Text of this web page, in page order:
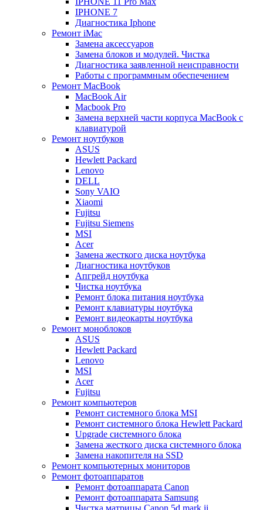
IPHONE 7
Диагностика Iphone
Ремонт iMac
Замена аксессуаров
Замена блоков и модулей. Чистка
Диагностика заявленной неисправности
Работы с программным обеспечением
Ремонт MacBook
MacBook Air
Macbook Pro
Замена верхней части корпуса MacBook с
клавиатурой
Ремонт ноутбуков
ASUS
Hewlett Packard
Lenovo
DELL
Sony VAIO
Xiaomi
Fujitsu
Fujitsu Siemens
MSI
Acer
Замена жесткого диска ноутбука
Диагностика ноутбуков
Апгрейд ноутбука
Чистка ноутбука
Ремонт блока питания ноутбука
Ремонт клавиатуры ноутбука
Ремонт видеокарты ноутбука
Ремонт моноблоков
ASUS
Hewlett Packard
Lenovo
MSI
Acer
Fujitsu
Ремонт компьютеров
Ремонт системного блока MSI
Ремонт системного блока Hewlett Packard
Upgrade системного блока
Замена жесткого диска системного блока
Замена накопителя на SSD
Ремонт компьютерных мониторов
Ремонт фотоаппаратов
Ремонт фотоаппарата Canon
Ремонт фотоаппарата Samsung
Чистка матрицы Canon 5d mark ii